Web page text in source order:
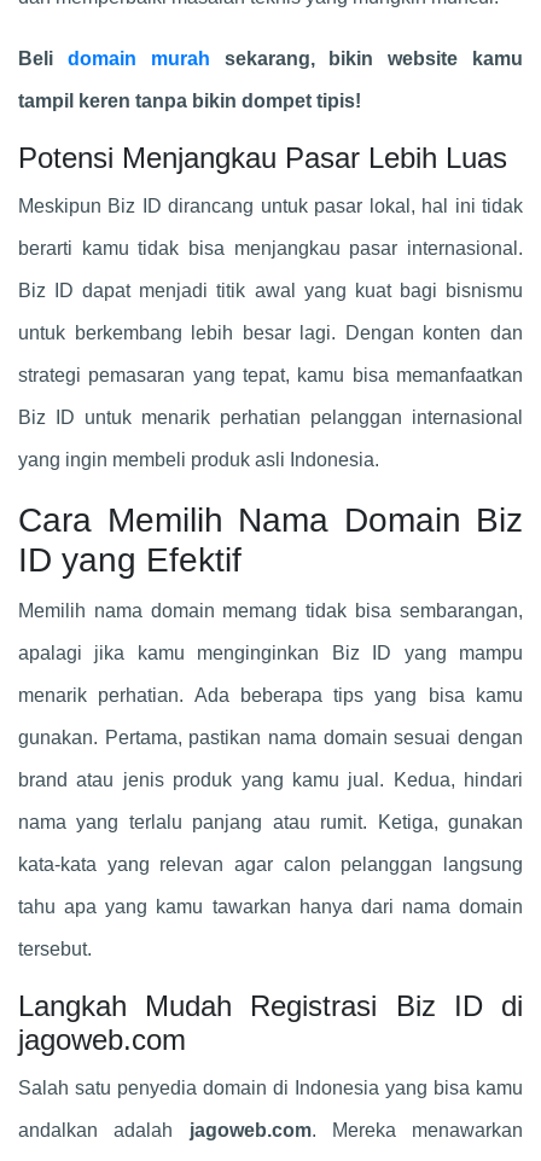
Beli domain murah sekarang, bikin website kamu
tampil keren tanpa bikin dompet tipis!
Potensi Menjangkau Pasar Lebih Luas
Meskipun Biz ID dirancang untuk pasar lokal, hal ini tidak
berarti kamu tidak bisa menjangkau pasar internasional.
Biz ID dapat menjadi titik awal yang kuat bagi bisnismu
untuk berkembang lebih besar lagi. Dengan konten dan
strategi pemasaran yang tepat, kamu bisa memanfaatkan
Biz ID untuk menarik perhatian pelanggan internasional
yang ingin membeli produk asli Indonesia.
Cara Memilih Nama Domain Biz
ID yang Efektif
Memilih nama domain memang tidak bisa sembarangan,
apalagi jika kamu menginginkan Biz ID yang mampu
menarik perhatian. Ada beberapa tips yang bisa kamu
gunakan. Pertama, pastikan nama domain sesuai dengan
brand atau jenis produk yang kamu jual. Kedua, hindari
nama yang terlalu panjang atau rumit. Ketiga, gunakan
kata-kata yang relevan agar calon pelanggan langsung
tahu apa yang kamu tawarkan hanya dari nama domain
tersebut.
Langkah Mudah Registrasi Biz ID di
jagoweb.com
Salah satu penyedia domain di Indonesia yang bisa kamu
andalkan adalah jagoweb.com. Mereka menawarkan